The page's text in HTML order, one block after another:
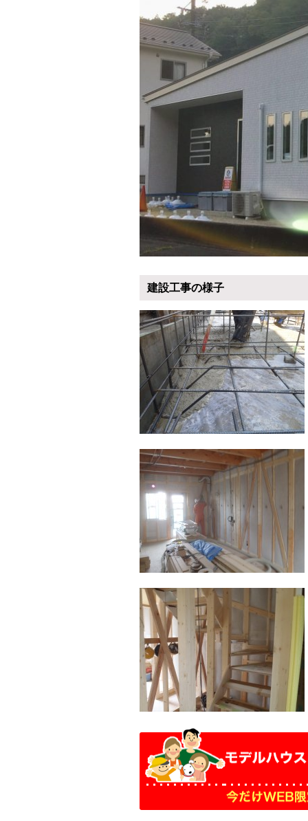
建設工事の様子